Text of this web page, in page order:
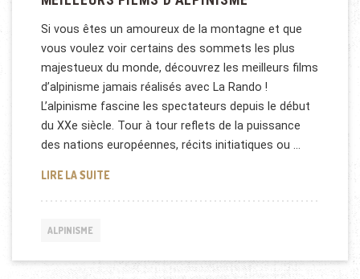
Si vous êtes un amoureux de la montagne et que
vous voulez voir certains des sommets les plus
majestueux du monde, découvrez les meilleurs films
d’alpinisme jamais réalisés avec La Rando !
L’alpinisme fascine les spectateurs depuis le début
du XXe siècle. Tour à tour reflets de la puissance
des nations européennes, récits initiatiques ou …
LIRE LA SUITEMEILLEURS FILMS D’ALPINISME
ALPINISME